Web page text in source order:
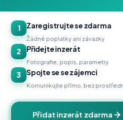
1 Zaregistrujte se zdarma
Žádné poplatky ani závazky
2 Přidejte inzerát
Fotografie, popis, parametry
3 Spojte se se zájemci
Komunikujte přímo, bez
Přidat inzerát zdarma